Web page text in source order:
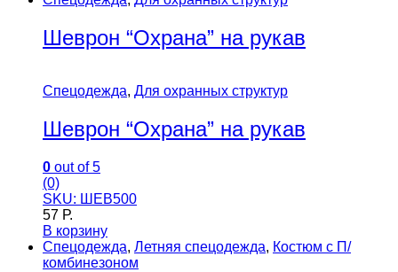
Шеврон “Охрана” на рукав
Спецодежда, Для охранных структур
Шеврон “Охрана” на рукав
0 out of 5
(0)
SKU: ШЕВ500
57 Р.
В корзину
Спецодежда, Летняя спецодежда, Костюм с П/
комбинезоном